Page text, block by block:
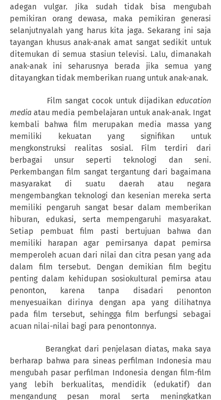
adegan vulgar. Jika sudah tidak bisa mengubah
pemikiran orang dewasa, maka pemikiran generasi
selanjutnyalah yang harus kita jaga. Sekarang ini saja
tayangan khusus anak-anak amat sangat sedikit untuk
ditemukan di semua stasiun televisi. Lalu, dimanakah
anak-anak ini seharusnya berada jika semua yang
ditayangkan tidak memberikan ruang untuk anak-anak.
Film sangat cocok untuk dijadikaneducation
mediaatau media pembelajaran untuk anak-anak. Ingat
kembali bahwa film merupakan media massa yang
memiliki kekuatan yang signifikan untuk
mengkonstruksi realitas sosial. Film terdiri dari
berbagai unsur seperti teknologi dan seni.
Perkembangan film sangat tergantung dari bagaimana
masyarakat di suatu daerah atau negara
mengembangkan teknologi dan kesenian mereka serta
memiliki pengaruh sangat besar dalam memberikan
hiburan, edukasi, serta mempengaruhi masyarakat.
Setiap pembuat film pasti bertujuan bahwa dan
memiliki harapan agar pemirsanya dapat pemirsa
memperoleh acuan dari nilai dan citra pesan yang ada
dalam film tersebut. Dengan demikian film begitu
penting dalam kehidupan sosiokultural pemirsa atau
penonton, karena tanpa disadari penonton
menyesuaikan dirinya dengan apa yang dilihatnya
pada film tersebut, sehingga film berfungsi sebagai
acuan nilai-nilai bagi para penontonnya.
Berangkat dari penjelasan diatas, maka saya
berharap bahwa para sineas perfilman Indonesia mau
mengubah pasar perfilman Indonesia dengan film-film
yang lebih berkualitas, mendidik (edukatif) dan
mengandung pesan moral serta meningkatkan